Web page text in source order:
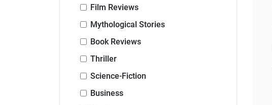
Film Reviews
Mythological Stories
Book Reviews
Thriller
Science-Fiction
Business